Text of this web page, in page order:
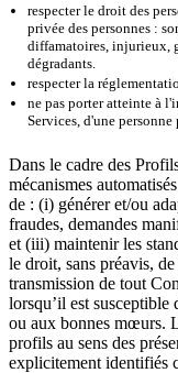
respecter le droit des
privée des personnes :
diffamatoires, injurieux,
dégradants.
respecter la
ne pas porter atteinte à
Services, d'une
Dans le cadre des
mécanismes
de : (i) générer et/ou
fraudes, demandes
et (iii) maintenir les
le droit, sans préavis,
transmission de tout
lorsqu’il est
ou aux bonnes mœurs.
profils au sens des
explicitement identifiés